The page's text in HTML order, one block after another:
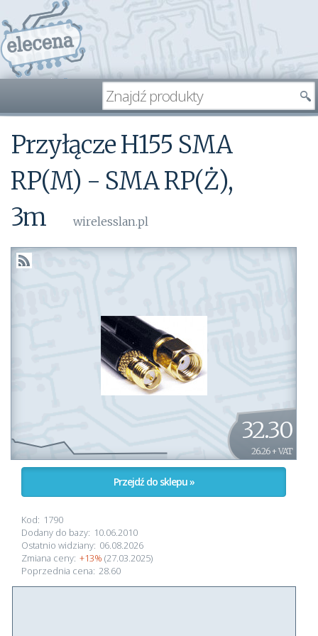
Przyłącze H155 SMA
RP(M) - SMA RP(Ż),
3m
wirelesslan.pl
32.30
26.26 + VAT
Przejdź do sklepu »
Kod: 1790
Dodany do bazy: 10.06.2010
Ostatnio widziany: 06.08.2026
Zmiana ceny: +13% (27.03.2025)
Poprzednia cena: 28.60